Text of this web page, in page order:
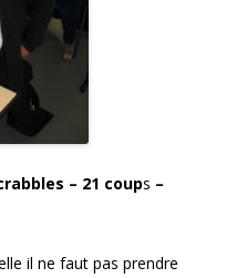
– 21 coups –
il ne faut pas prendre